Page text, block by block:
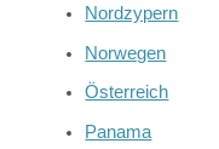
Nordzypern
Norwegen
Österreich
Panama